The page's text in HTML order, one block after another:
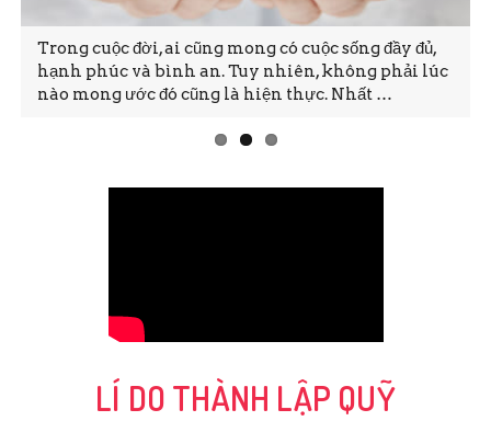
Trong cuộc đời, ai cũng mong có cuộc sống đầy đủ,
hạnh phúc và bình an. Tuy nhiên, không phải lúc
nào mong ước đó cũng là hiện thực. Nhất …
LÍ DO THÀNH LẬP QUỸ